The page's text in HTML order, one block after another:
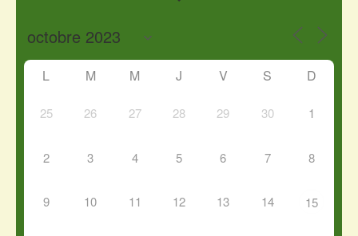
L M M J V S D
25 26 27 28 29 30 1
2 3 4 5 6 7 8
9 10 11 12 13 14 15